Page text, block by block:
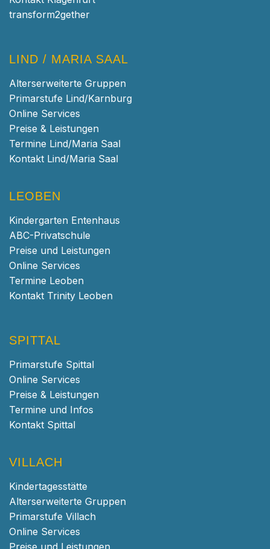
transform2gether
LIND / MARIA SAAL
Alterserweiterte Gruppen
Primarstufe Lind/Karnburg
Online Services
Preise & Leistungen
Termine Lind/Maria Saal
Kontakt Lind/Maria Saal
LEOBEN
Kindergarten Entenhaus
ABC-Privatschule
Preise und Leistungen
Online Services
Termine Leoben
Kontakt Trinity Leoben
SPITTAL
Primarstufe Spittal
Online Services
Preise & Leistungen
Termine und Infos
Kontakt Spittal
VILLACH
Kindertagesstätte
Alterserweiterte Gruppen
Primarstufe Villach
Online Services
Preise und Leistungen